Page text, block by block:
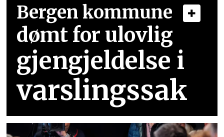
Bergen kommune
dømt for ulovlig
gjengjeldelse i
varslingssak